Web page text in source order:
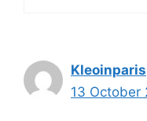
Kleoinparis
13 October